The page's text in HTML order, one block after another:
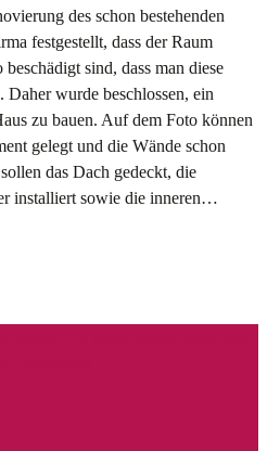
des schon bestehenden
festgestellt, dass der Raum
sind, dass man diese
wurde beschlossen, ein
zu bauen. Auf dem Foto können
gelegt und die Wände schon
das Dach gedeckt, die
installiert sowie die inneren…